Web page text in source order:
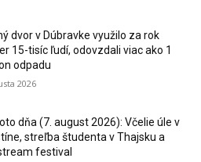
dvor v Dúbravke využilo za rok
15-tisíc ľudí, odovzdali viac ako 1
odpadu
2026
dňa (7. august 2026): Včelie úle v
streľba študenta v Thajsku a
festival